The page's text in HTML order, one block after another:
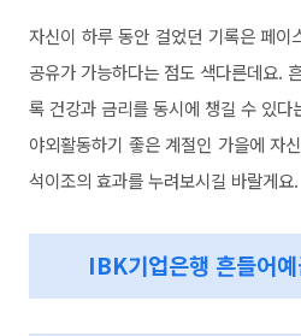
자신이 하루 동안 걸었던 기록은 페
공유가 가능하다는 점도 색다른데요.
록 건강과 금리를 동시에 챙길 수 있다
야외활동하기 좋은 계절인 가을에 자
석이조의 효과를 누려보시길 바랄게요.
IBK기업은행 흔들어